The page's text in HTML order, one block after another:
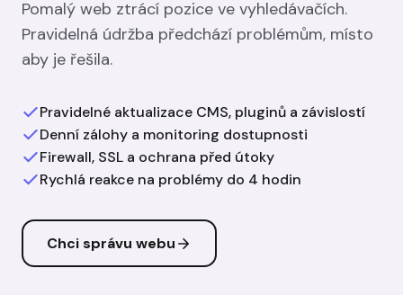
Pomalý web ztrácí pozice ve vyhledávačích.
Pravidelná údržba předchází problémům, místo
aby je řešila.
Pravidelné aktualizace CMS, pluginů a závislostí
Denní zálohy a monitoring dostupnosti
Firewall, SSL a ochrana před útoky
Rychlá reakce na problémy do 4 hodin
Chci správu webu